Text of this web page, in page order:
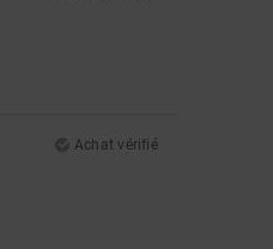
Achat vérifié